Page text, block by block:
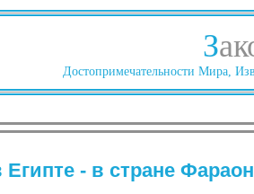
З
Достопримечательности Мира,
- в стране